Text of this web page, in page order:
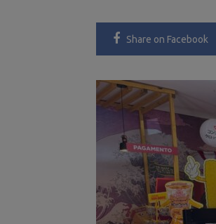
Share on Facebook